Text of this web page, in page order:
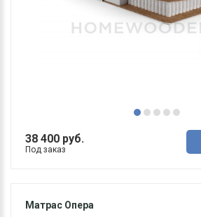
38 400 руб.
Под заказ
Матрас Опера